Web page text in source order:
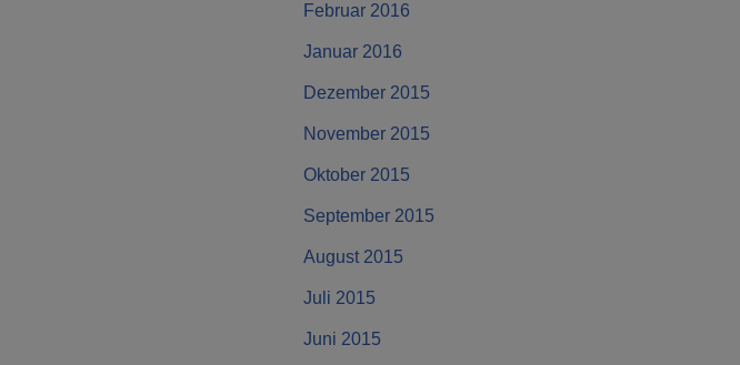
Februar 2016
Januar 2016
Dezember 2015
November 2015
Oktober 2015
September 2015
August 2015
Juli 2015
Juni 2015